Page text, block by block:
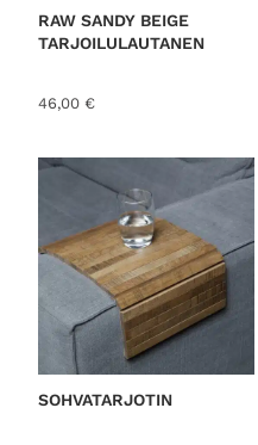
RAW SANDY BEIGE
TARJOILULAUTANEN
46,00 €
SOHVATARJOTIN